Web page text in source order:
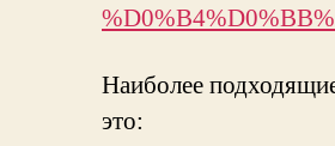
Наиболее
это: